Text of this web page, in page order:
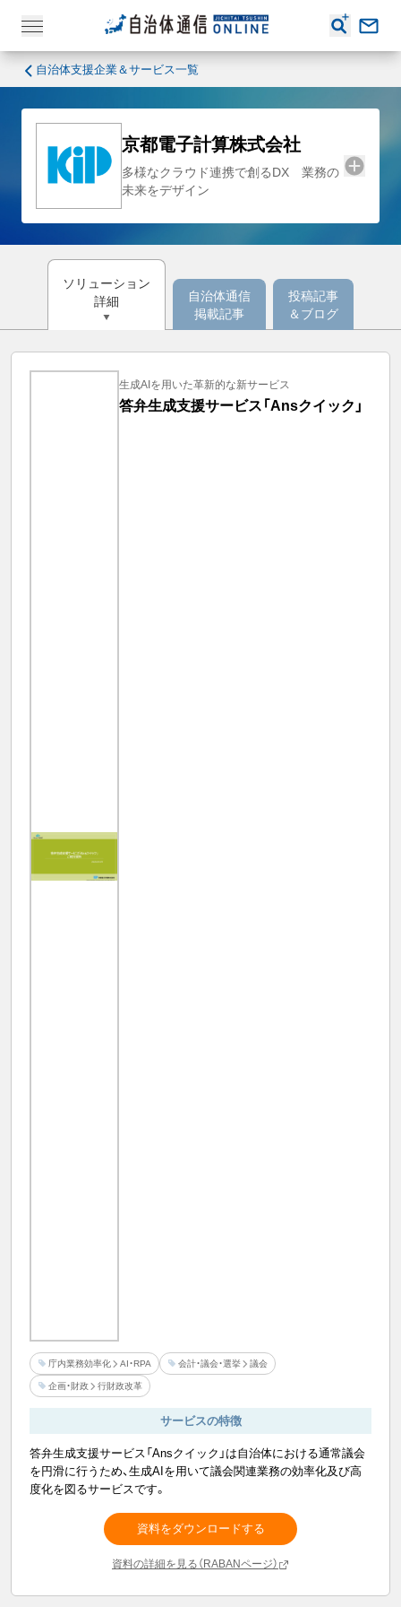
自治体支援企業＆サービス一覧
京都電子計算株式会社
多様なクラウド連携で創るDX 業務の
未来をデザイン
ソリューション
詳細
自治体通信
掲載記事
投稿記事
＆ブログ
生成AIを用いた革新的な新サービス
答弁生成支援サービス「Ansクイック」
庁内業務効率化 AI・RPA 会計・議会・選挙 議会
企画・財政 行財政改革
サービスの特徴
答弁生成支援サービス「Ansクイック」は自治体における通常議会
を円滑に行うため、生成AIを用いて議会関連業務の効率化及び高
度化を図るサービスです。
資料をダウンロードする
資料の詳細を見る（RABANページ）